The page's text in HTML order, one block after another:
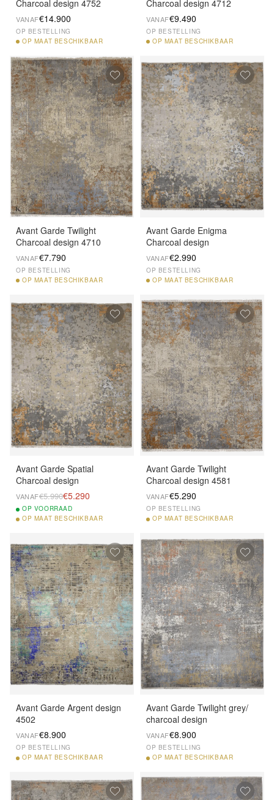
Charcoal design 4752
VANAF€14.900
OP BESTELLING
OP MAAT BESCHIKBAAR
Charcoal design 4712
VANAF€9.490
OP BESTELLING
OP MAAT BESCHIKBAAR
Avant Garde Twilight
Charcoal design 4710
VANAF€7.790
OP BESTELLING
OP MAAT BESCHIKBAAR
Avant Garde Enigma
Charcoal design
VANAF€2.990
OP BESTELLING
OP MAAT BESCHIKBAAR
Avant Garde Spatial
Charcoal design
VANAF€5.990€5.290
OP VOORRAAD
OP MAAT BESCHIKBAAR
Avant Garde Twilight
Charcoal design 4581
VANAF€5.290
OP BESTELLING
OP MAAT BESCHIKBAAR
Avant Garde Argent design
4502
VANAF€8.900
OP BESTELLING
OP MAAT BESCHIKBAAR
Avant Garde Twilight grey/
charcoal design
VANAF€8.900
OP BESTELLING
OP MAAT BESCHIKBAAR